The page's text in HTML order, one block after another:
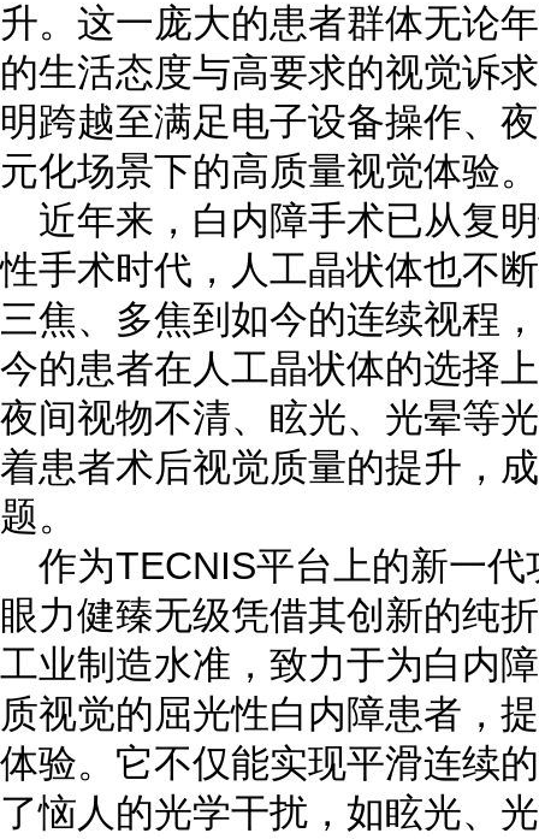
升。这一庞大的患者群体无论
的生活态度与高要求的视觉诉
明跨越至满足电子设备操作、
元化场景下的高质量视觉体验。
近年来，白内障手术已从复
性手术时代，人工晶状体也不
三焦、多焦到如今的连续视程
今的患者在人工晶状体的选择
夜间视物不清、眩光、光晕等
着患者术后视觉质量的提升，
题。
作为TECNIS平台上的新一
眼力健臻无级凭借其创新的纯
工业制造水准，致力于为白内
质视觉的屈光性白内障患者，
体验。它不仅能实现平滑连续
了恼人的光学干扰，如眩光、